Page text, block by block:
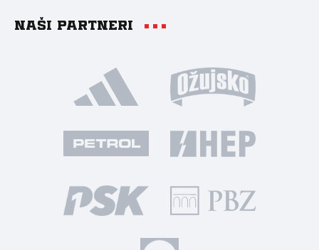
Naši partneri